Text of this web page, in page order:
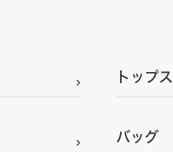
トップス
バッグ